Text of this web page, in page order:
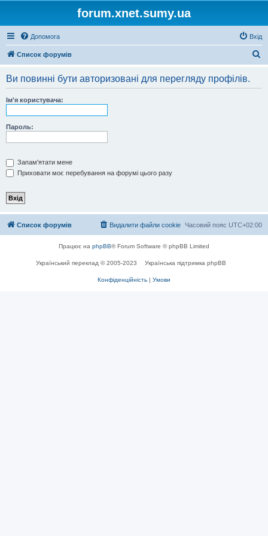
forum.xnet.sumy.ua
Допомога Вхід
Список форумів
Ви повинні бути авторизовані для перегляду профілів.
Ім'я користувача:
Пароль:
Запам'ятати мене
Приховати моє перебування на форумі цього разу
Список форумів Часовий пояс UTC+02:00
Видалити файли cookie
Працює на phpBB® Forum Software © phpBB Limited
Український переклад © 2005-2023 Українська підтримка phpBB
Конфіденційність | Умови